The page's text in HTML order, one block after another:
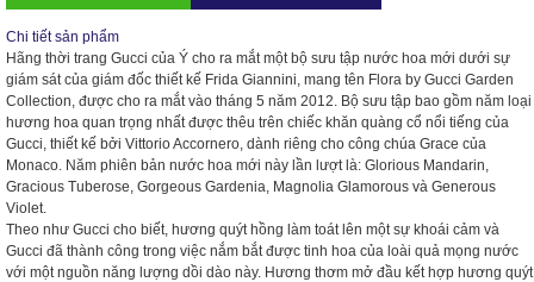
Chi tiết sản phẩm
Hãng thời trang Gucci của Ý cho ra mắt một bộ sưu tập nước hoa mới dưới sự
giám sát của giám đốc thiết kế Frida Giannini, mang tên Flora by Gucci Garden
Collection, được cho ra mắt vào tháng 5 năm 2012. Bộ sưu tập bao gồm năm loại
hương hoa quan trọng nhất được thêu trên chiếc khăn quàng cổ nổi tiếng của
Gucci, thiết kế bởi Vittorio Accornero, dành riêng cho công chúa Grace của
Monaco. Năm phiên bản nước hoa mới này lần lượt là: Glorious Mandarin,
Gracious Tuberose, Gorgeous Gardenia, Magnolia Glamorous và Generous
Violet.
Theo như Gucci cho biết, hương quýt hồng làm toát lên một sự khoái cảm và
Gucci đã thành công trong việc nắm bắt được tinh hoa của loài quả mọng nước
với một nguồn năng lượng dồi dào này. Hương thơm mở đầu kết hợp hương quýt